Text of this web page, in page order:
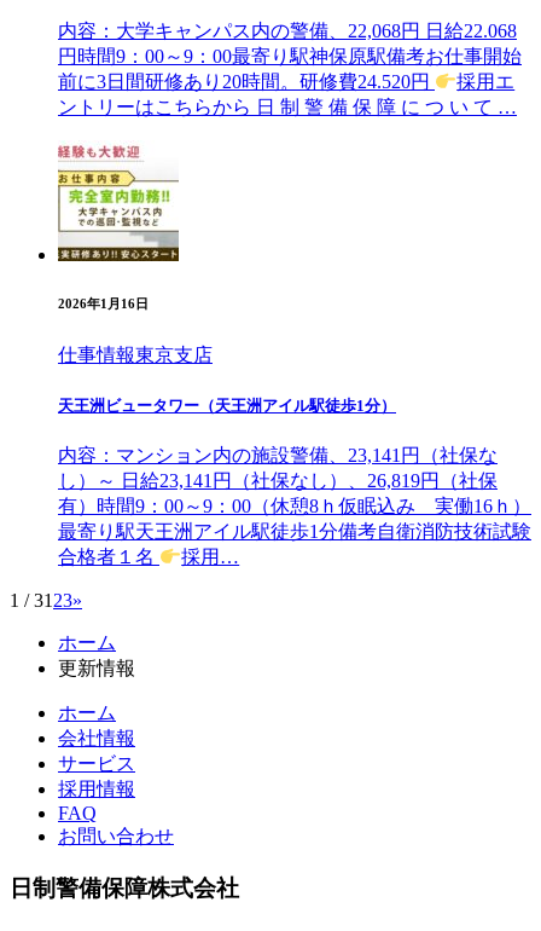
内容：大学キャンパス内の警備、22,068円 日給22.068
円時間9：00～9：00最寄り駅神保原駅備考お仕事開始
前に3日間研修あり20時間。研修費24.520円
採用エ
ントリーはこちらから ⽇ 制 警 備 保 障 に つ い て …
2026年1月16日
仕事情報東京支店
天王洲ビュータワー（天王洲アイル駅徒歩1分）
内容：マンション内の施設警備、23,141円（社保な
し）～ 日給23,141円（社保なし）、26,819円（社保
有）時間9：00～9：00（休憩8ｈ仮眠込み 実働16ｈ）
最寄り駅天王洲アイル駅徒歩1分備考自衛消防技術試験
合格者１名
採用…
1 / 31 23»
へ
戻
ホーム
更新情報
ホーム
会社情報
サービス
採用情報
FAQ
お問い合わせ
日制警備保障株式会社